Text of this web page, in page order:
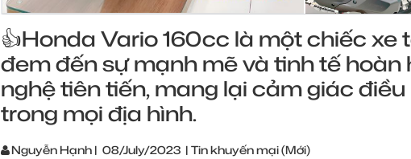
👍Honda Vario 160cc là một chiếc
đem đến sự mạnh mẽ và tinh tế hoàn
nghệ tiên tiến, mang lại cảm giác
trong mọi địa hình.
Nguyễn Hạnh | 08/July/2023 | Tin khuyến mại (Mới)